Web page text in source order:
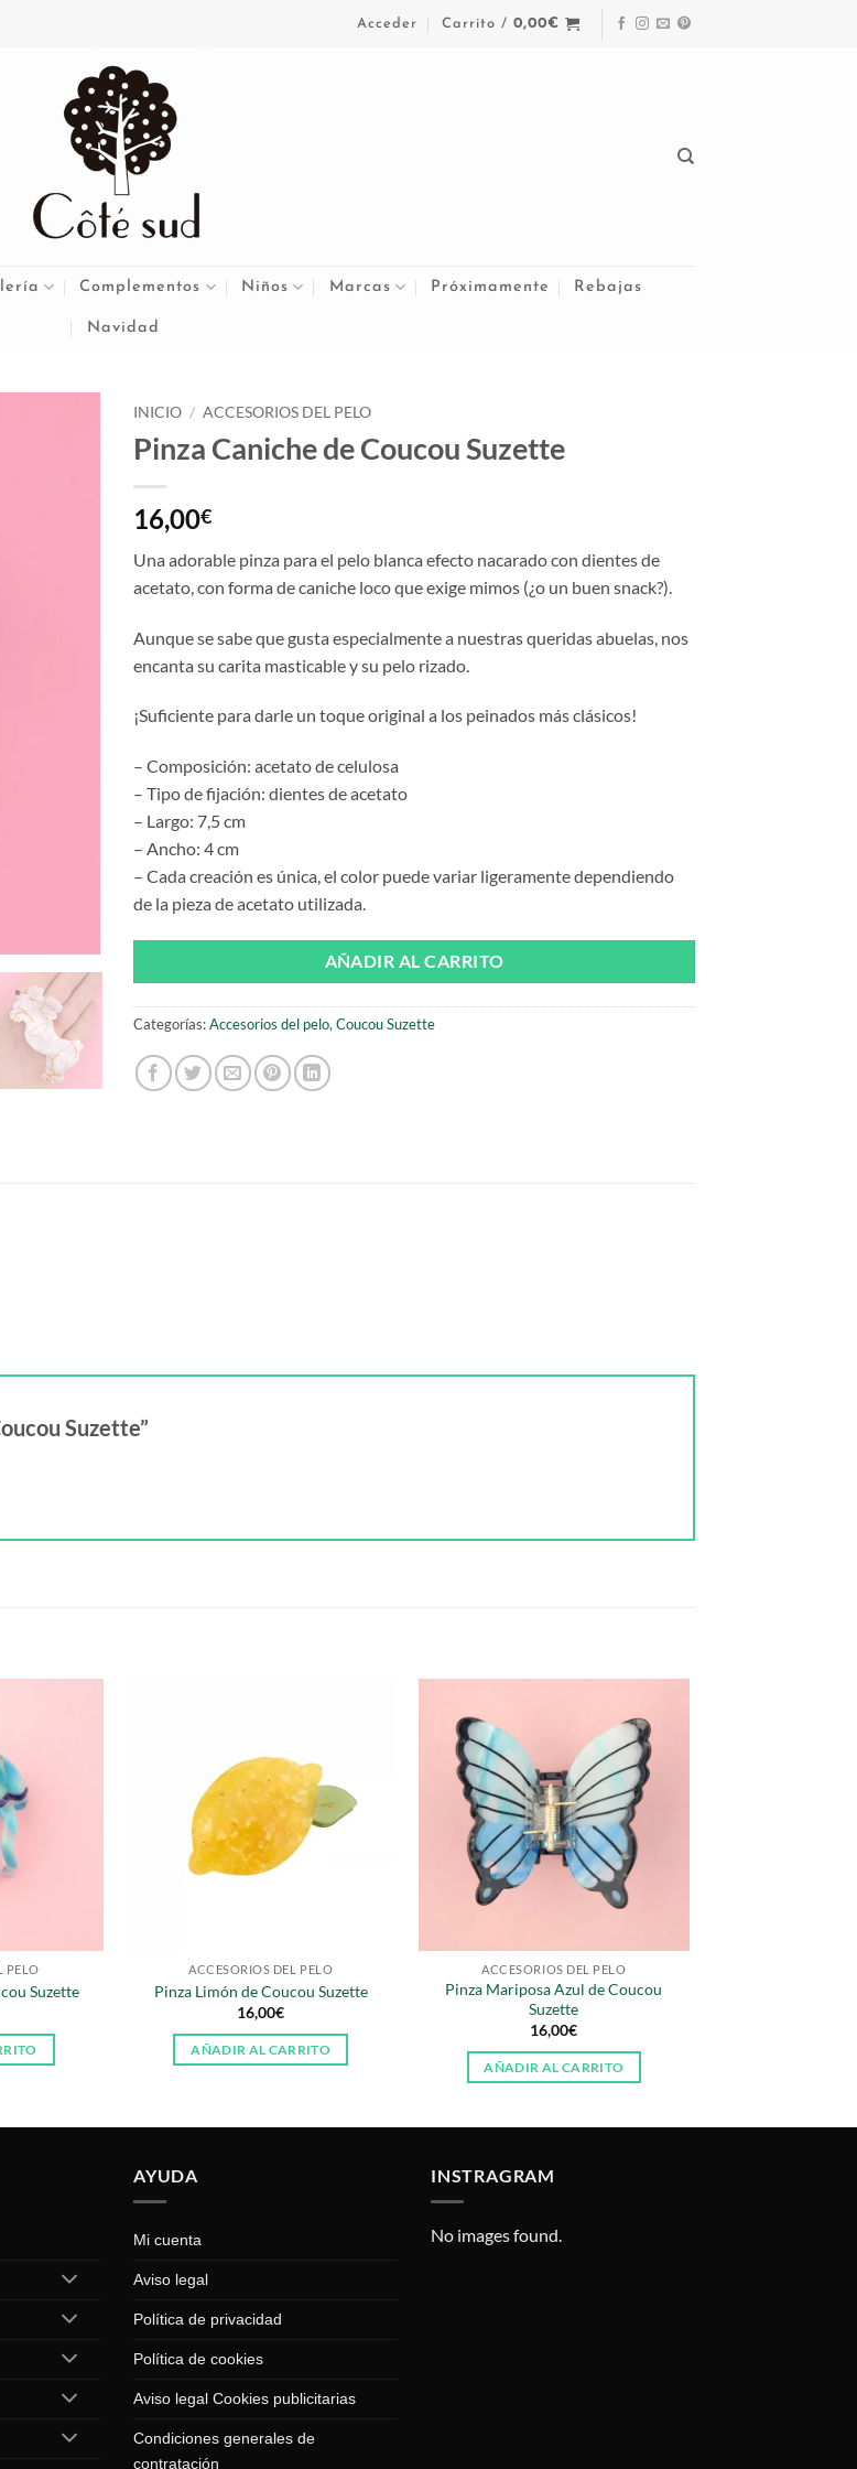
Acceder Carrito /0,00€
Complementos Niños Marcas Próximamente Rebajas
Navidad
INICIO / ACCESORIOS DEL PELO
Pinza Caniche de Coucou Suzette
16,00€
Una adorable pinza para el pelo blanca efecto nacarado con dientes de
acetato, con forma de caniche loco que exige mimos (¿o un buen snack?).
Aunque se sabe que gusta especialmente a nuestras queridas abuelas, nos
encanta su carita masticable y su pelo rizado.
¡Suficiente para darle un toque original a los peinados más clásicos!
– Composición: acetato de celulosa
– Tipo de fijación: dientes de acetato
– Largo: 7,5 cm
– Ancho: 4 cm
– Cada creación es única, el color puede variar ligeramente dependiendo
de la pieza de acetato utilizada.
AÑADIR AL CARRITO
Categorías:Accesorios del pelo, Coucou Suzette
Suzette”
PELO
Suzette
ACCESORIOS DEL PELO
Pinza Limón de Coucou Suzette
16,00€
AÑADIR AL CARRITO
ACCESORIOS DEL PELO
Pinza Mariposa Azul de Coucou
Suzette
16,00€
AÑADIR AL CARRITO
AYUDA
Mi cuenta
Aviso legal
Política de privacidad
Política de cookies
Aviso legal Cookies publicitarias
Condiciones generales de
contratación
INSTRAGRAM
No images found.